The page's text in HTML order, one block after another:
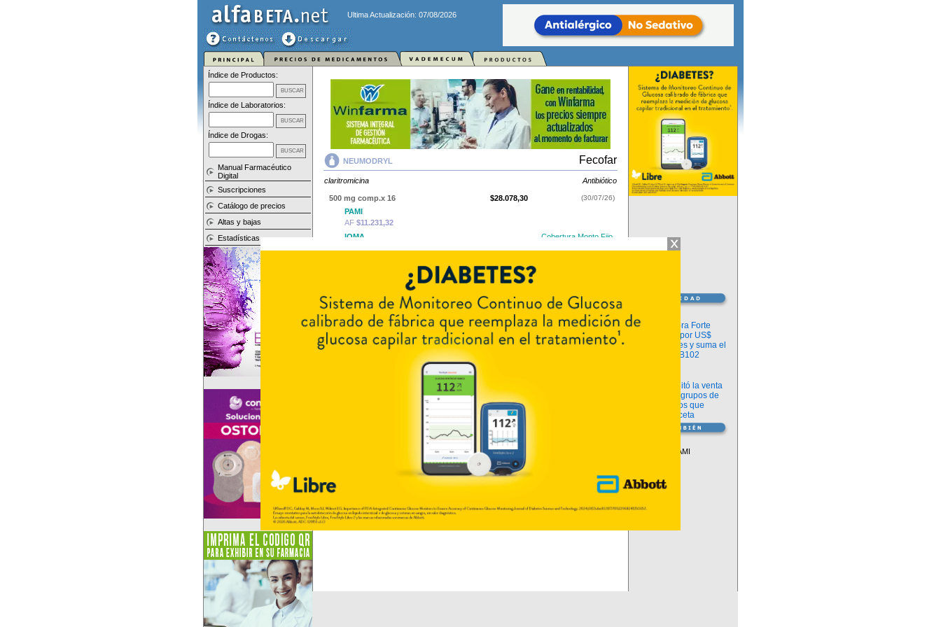
Ultima Actualización: 07/08/2026
Índice de Productos:
Índice de Laboratorios:
Índice de Drogas:
Manual Farmacéutico
Digital
Suscripciones
Catálogo de precios
Altas y bajas
Estadísticas
NEUMODRYL Fecofar
claritromicina Antibiótico
500 mg comp.x 16 $28.078,30 (30/07/26)
PAMI
AF $11.231,32
IOMA
Cobertura Monto Fijo
NEUMODRYL contiene claritromicinay se indica como Antibiótico
producido porFecofary cuenta con 1 presentación disponible.
Algunas presentaciones cuentan con cobertura PAMI.
Explorar más
Otros productos conclaritromicina
Otros productos deFecofar
Información
argenx compra Forte
Biosciences por US$
2.200 millones y suma el
anticuerpo FB102
ANMAT habilitó la venta
libre de diez grupos de
medicamentos que
requerían receta
Descuentos PAMI